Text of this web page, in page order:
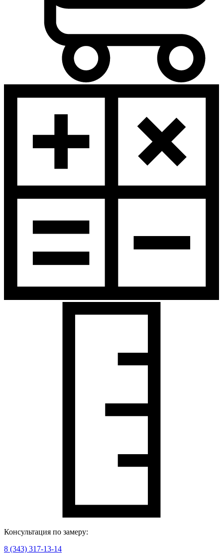
Консультация по замеру:
8 (343) 317-13-14